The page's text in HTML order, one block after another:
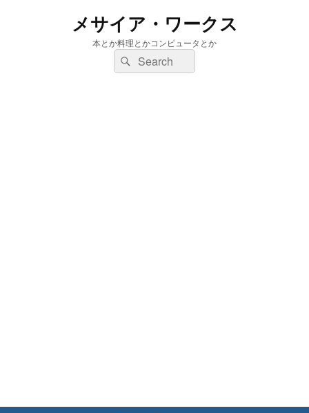
メサイア・ワークス
本とか料理とかコンピュータとか
検
索:
検
索